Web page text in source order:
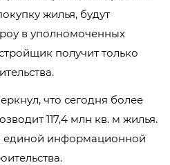
жилья, будут
в уполномоченных
получит только
что сегодня более
117,4 млн кв. м жилья.
единой информационной